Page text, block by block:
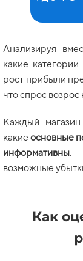
Анализируя
какие
рост прибыли
что спрос
Каждый магазин
какиеосновные
информативны.
возможные
Как